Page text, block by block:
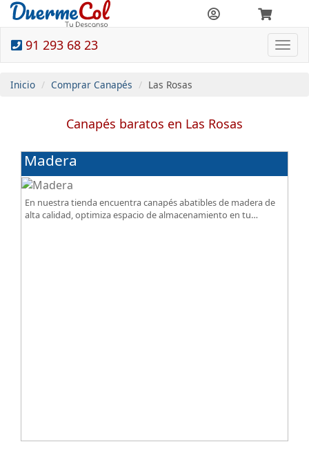
91 293 68 23
Inicio Comprar Canapés Las Rosas
Canapés baratos en Las Rosas
Madera
En nuestra tienda encuentra canapés abatibles de madera de
alta calidad, optimiza espacio de almacenamiento en tu